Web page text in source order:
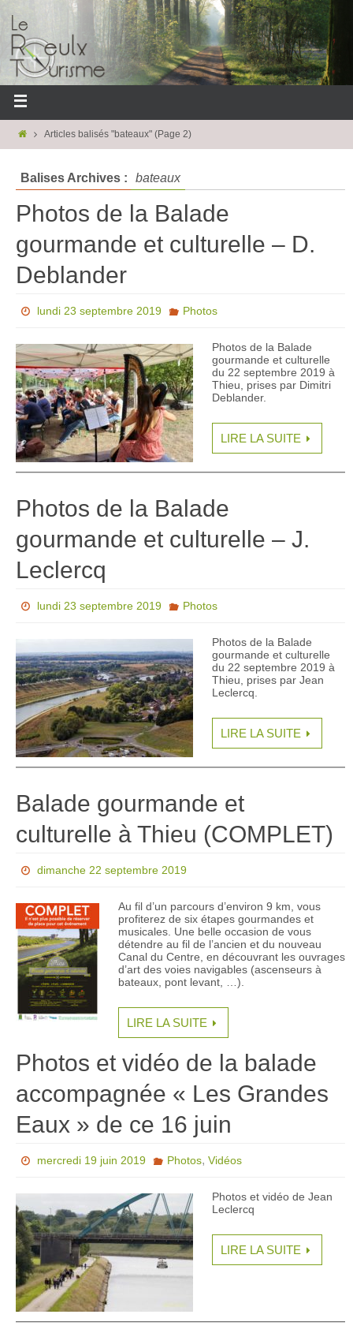
Articles balisés "bateaux"(Page 2)
Balises Archives : bateaux
Photos de la Balade
gourmande et culturelle – D.
Deblander
lundi 23 septembre 2019 Photos
Photos de la Balade
gourmande et culturelle
du 22 septembre 2019 à
Thieu, prises par Dimitri
Deblander.
LIRE LA SUITE
Photos de la Balade
gourmande et culturelle – J.
Leclercq
lundi 23 septembre 2019 Photos
Photos de la Balade
gourmande et culturelle
du 22 septembre 2019 à
Thieu, prises par Jean
Leclercq.
LIRE LA SUITE
Balade gourmande et
culturelle à Thieu (COMPLET)
dimanche 22 septembre 2019
Au fil d’un parcours d’environ 9 km, vous
profiterez de six étapes gourmandes et
musicales. Une belle occasion de vous
détendre au fil de l’ancien et du nouveau
Canal du Centre, en découvrant les ouvrages
d’art des voies navigables (ascenseurs à
bateaux, pont levant, …).
LIRE LA SUITE
Photos et vidéo de la balade
accompagnée « Les Grandes
Eaux » de ce 16 juin
mercredi 19 juin 2019 Photos, Vidéos
Photos et vidéo de Jean
Leclercq
LIRE LA SUITE